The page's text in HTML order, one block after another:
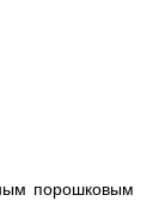
порошковым